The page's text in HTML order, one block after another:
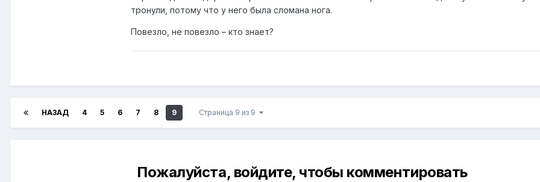
тронули, потому что у него была сломана нога.
Повезло, не повезло – кто знает?
НАЗАД 4 5 6 7 8 9 Страница 9 из 9
Пожалуйста, войдите, чтобы комментировать